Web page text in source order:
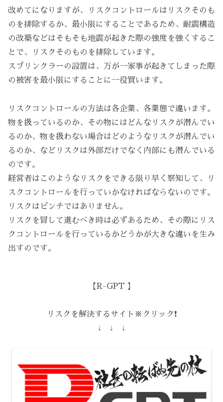
改めてになりますが、リスクコントロールはリスクそのも
のを排除するか、最小限にすることであるため、耐震構造
の改築などはそもそも地震が起きた際の強度を強くするこ
とで、リスクそのものを排除しています。
スプリンクラーの設置は、万が一家事が起きてしまった際
の被害を最小限にすることに一役買います。
リスクコントロールの方法は各企業、各業態で違います。
物を扱っているのか、その物にはどんなリスクが潜んでい
るのか、物を扱わない場合はどのようなリスクが潜んでい
るのか、などリスクは外部だけでなく内部にも潜んでいる
のです。
経営者はこのようなリスクをできる限り早く察知して、リ
スクコントロールを行っていかなければならないのです。
リスクはピンチではありません。
リスクを冒して進むべき時は必ずあるため、その際にリス
クコントロールを行っているかどうかが大きな違いを生み
出すのです。
【R-GPT 】
リスクを解決するサイト※クリック❗️
↓ ↓ ↓